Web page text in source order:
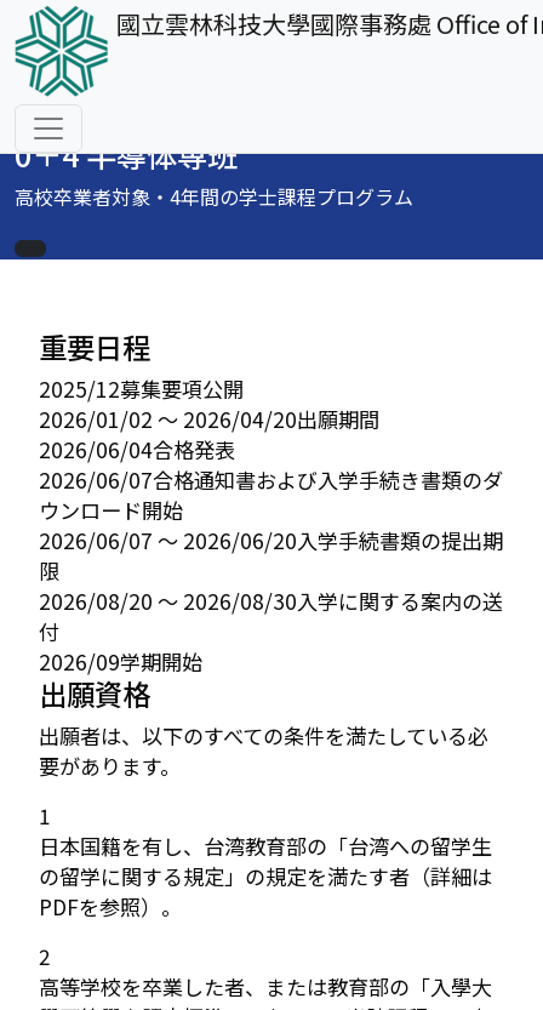
移至主內容
國立雲林科技大學國際事務處 Office of
Admission Guide
0＋4 半導体専班
高校卒業者対象・4年間の学士課程プログラム
重要日程
2025/12募集要項公開
2026/01/02 〜 2026/04/20出願期間
2026/06/04合格発表
2026/06/07合格通知書および入学手続き書類のダ
ウンロード開始
2026/06/07 〜 2026/06/20入学手続書類の提出期
限
2026/08/20 〜 2026/08/30入学に関する案内の送
付
2026/09学期開始
出願資格
出願者は、以下のすべての条件を満たしている必
要があります。
1
日本国籍を有し、台湾教育部の「台湾への留学生
の留学に関する規定」の規定を満たす者（詳細は
PDFを参照）。
2
高等学校を卒業した者、または教育部の「入學大